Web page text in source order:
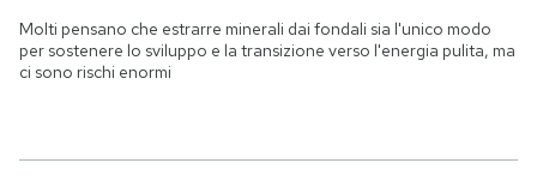
Molti pensano che estrarre minerali dai fondali sia l'unico modo
per sostenere lo sviluppo e la transizione verso l'energia pulita, ma
ci sono rischi enormi